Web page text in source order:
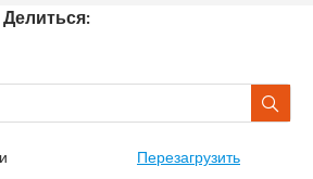
Делиться:
Перезагрузить